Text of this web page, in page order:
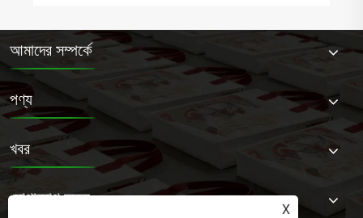
আমাদের সম্পর্কে
পণ্য
খবর
যোগাযোগ করুন
X